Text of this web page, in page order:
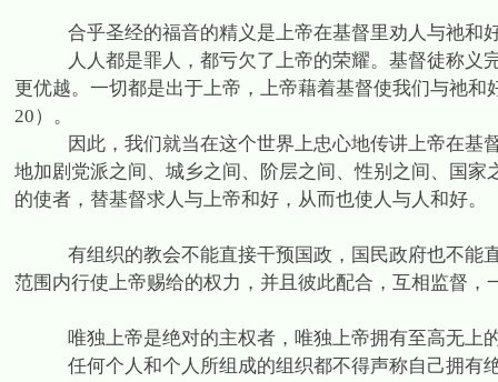
合乎圣经的福音的精义是上帝在基督里劝人与祂和
人人都是罪人，都亏欠了上帝的荣耀。基督徒称
更优越。一切都是出于上帝，上帝藉着基督使我们与祂
20）。
因此，我们就当在这个世界上忠心地传讲上帝在
地加剧党派之间、城乡之间、阶层之间、性别之间、国
的使者，替基督求人与上帝和好，从而也使人与人和好。
有组织的教会不能直接干预国政，国民政府也不能
范围内行使上帝赐给的权力，并且彼此配合，互相监督，
唯独上帝是绝对的主权者，唯独上帝拥有至高无上
任何个人和个人所组成的组织都不得声称自己拥有